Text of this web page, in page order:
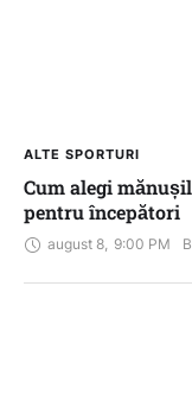
ALTE SPORTURI
Cum alegi
pentru începători
august 8, 9:00 PM